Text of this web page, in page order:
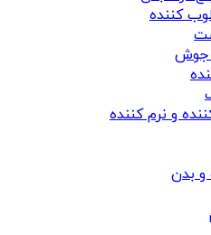
کننده
جوش
و نرم کننده
بدن